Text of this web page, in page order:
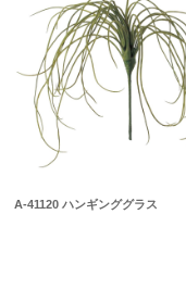
A-41120 ハンギンググラス